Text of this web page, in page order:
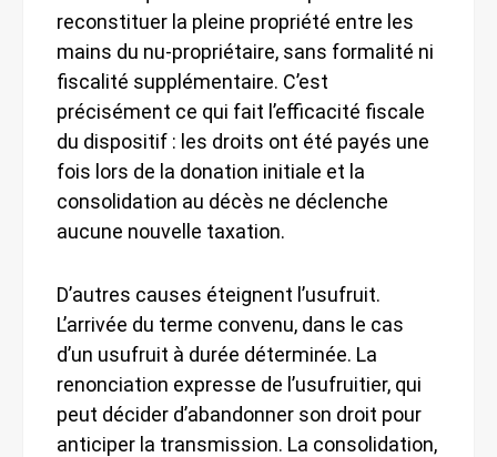
reconstituer la pleine propriété entre les
mains du nu-propriétaire, sans formalité ni
fiscalité supplémentaire. C’est
précisément ce qui fait l’efficacité fiscale
du dispositif : les droits ont été payés une
fois lors de la donation initiale et la
consolidation au décès ne déclenche
aucune nouvelle taxation.
D’autres causes éteignent l’usufruit.
L’arrivée du terme convenu, dans le cas
d’un usufruit à durée déterminée. La
renonciation expresse de l’usufruitier, qui
peut décider d’abandonner son droit pour
anticiper la transmission. La consolidation,